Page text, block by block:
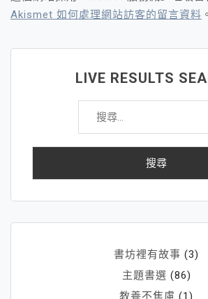
Akismet 如何處理網站訪客的留言資料 。
LIVE RESULTS
搜
關
書坊裡有故事 (3)
主題書選 (86)
教養不焦慮 (1)